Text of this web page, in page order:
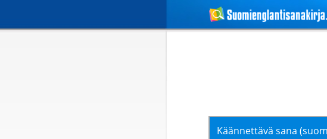
Käännettävä sana